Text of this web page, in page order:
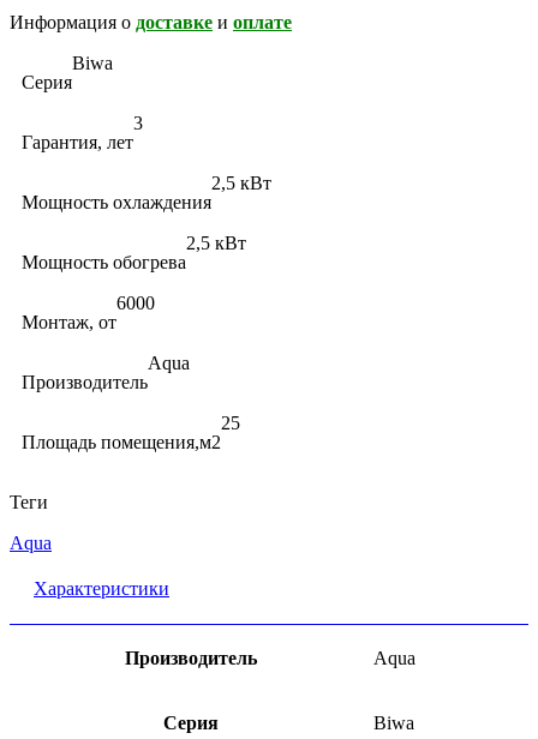
Информация о доставке и оплате
Серия
Biwa
Гарантия, лет
3
Мощность охлаждения
2,5 кВт
Мощность обогрева
2,5 кВт
Монтаж, от
6000
Производитель
Aqua
Площадь помещения,м2
25
Теги
Aqua
Характеристики
Производитель Aqua
Серия Biwa